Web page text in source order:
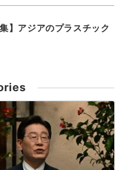
集】アジアのプラスチック